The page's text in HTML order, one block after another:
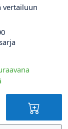
vertailuun